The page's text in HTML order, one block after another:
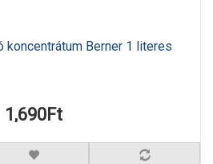
Berner 1 literes
1,690Ft